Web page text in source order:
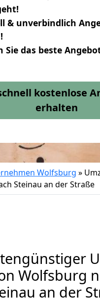
& unverbindlich
Sie das beste
kostenlose
erhalten
Wolfsburg »
Steinau an der Straße
Wolfsburg
an der